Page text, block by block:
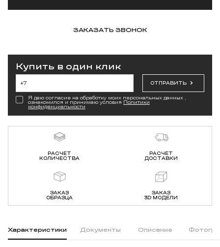
ЗАКАЗАТЬ ЗВОНОК
Купить в один клик
ОТПРАВИТЬ
Я даю согласие на обработку моих персональных данных ,
ознакомился и принимаю условия Политики
конфиденциальности
РАСЧЕТ
КОЛИЧЕСТВА
РАСЧЕТ
ДОСТАВКИ
ЗАКАЗ
ОБРАЗЦА
ЗАКАЗ
3D МОДЕЛИ
Характеристики Документы Описание